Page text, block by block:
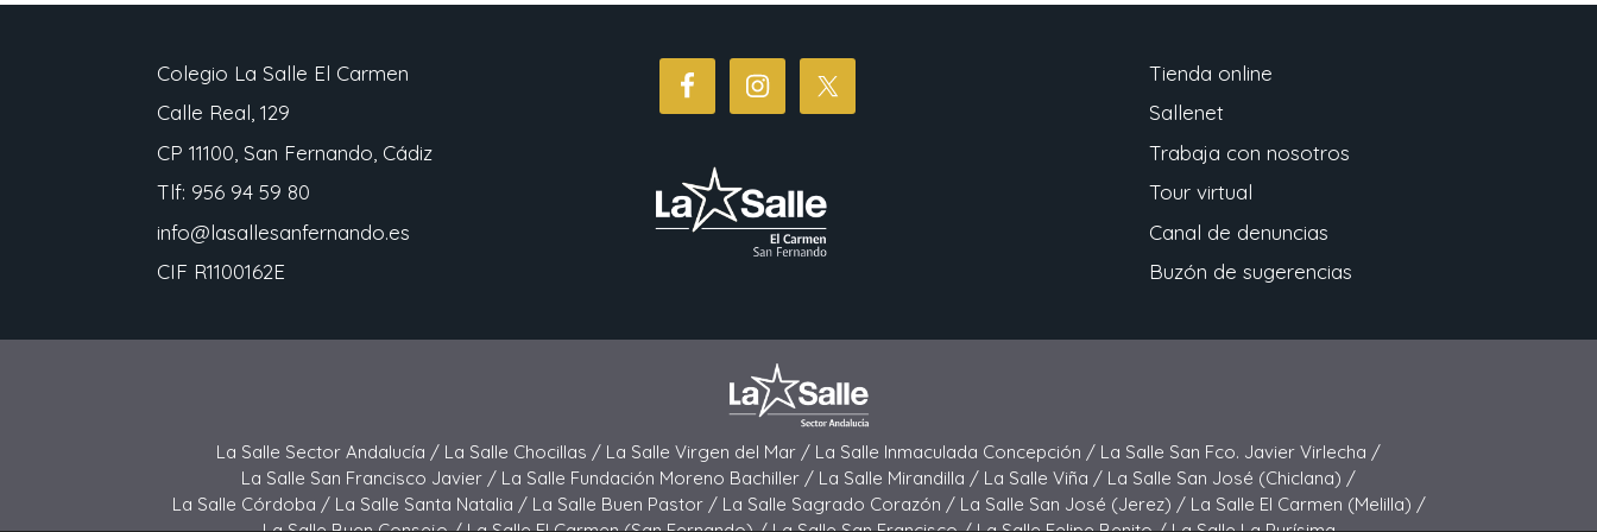
Vocación lasaliana
Colegio La Salle El Carmen
Calle Real, 129
CP 11100, San Fernando, Cádiz
Tlf: 956 94 59 80
info@lasallesanfernando.es
CIF R1100162E
Tienda online
Sallenet
Trabaja con nosotros
Tour virtual
Canal de denuncias
Buzón de sugerencias
La Salle Sector Andalucía / La Salle Chocillas / La Salle Virgen del Mar / La Salle Inmaculada Concepción / La Salle San Fco. Javier Virlecha /
La Salle San Francisco Javier / La Salle Fundación Moreno Bachiller / La Salle Mirandilla / La Salle Viña / La Salle San José (Chiclana) /
La Salle Córdoba / La Salle Santa Natalia / La Salle Buen Pastor / La Salle Sagrado Corazón / La Salle San José (Jerez) / La Salle El Carmen (Melilla) /